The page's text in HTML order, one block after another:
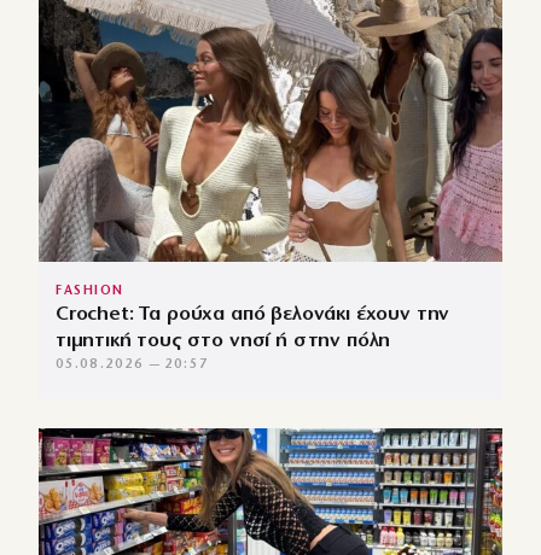
FASHION
Crochet: Τα ρούχα από βελονάκι έχουν την
τιμητική τους στο νησί ή στην πόλη
05.08.2026 — 20:57